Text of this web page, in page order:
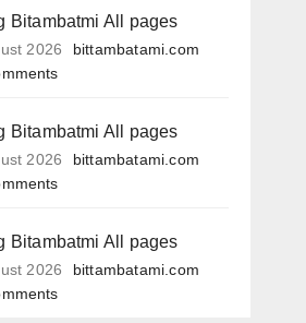
Bitambatmi All pages
2026
bittambatami.com
Bitambatmi All pages
2026
bittambatami.com
Bitambatmi All pages
2026
bittambatami.com